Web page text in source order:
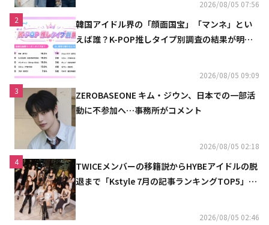
2026/08/05 07:56
2
韓国アイドル界の「顔面国宝」「マンネ」とい
えば誰？K-POP推しタイプ別調査の結果が明ら
2026/08/05 09:09
3
ZEROBASEONE キム・ジウン、日本での一部活
動に不参加へ…事務所がコメント
2026/08/05 02:18
4
TWICEメンバーの移籍説からHYBEアイドルの脱
退まで「Kstyle 7月の記事ランキングTOP5」を
2026/08/05 02:46